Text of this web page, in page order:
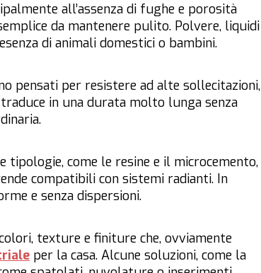
all’assenza di fughe e porosità
da mantenere pulito. Polvere, liquidi
di animali domestici o bambini.
pensati per resistere ad alte sollecitazioni,
traduce in una durata molto lunga senza
tipologie, come le resine e il microcemento,
compatibili con sistemi radianti. In
e senza dispersioni.
texture e finiture che, ovviamente
per la casa. Alcune soluzioni, come la